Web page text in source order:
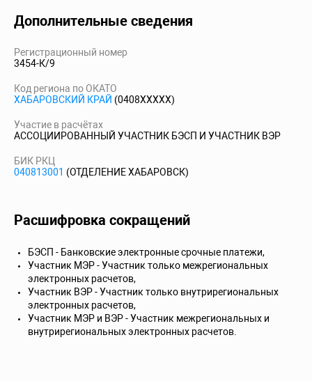
Дополнительные сведения
Регистрационный номер
3454-К/9
Код региона по ОКАТО
ХАБАРОВСКИЙ КРАЙ (0408XXXXX)
Участие в расчётах
АССОЦИИРОВАННЫЙ УЧАСТНИК БЭСП И УЧАСТНИК ВЭР
БИК РКЦ
040813001 (ОТДЕЛЕНИЕ ХАБАРОВСК)
Расшифровка сокращений
БЭСП - Банковские электронные срочные платежи,
Участник МЭР - Участник только межрегиональных
электронных расчетов,
Участник ВЭР - Участник только внутрирегиональных
электронных расчетов,
Участник МЭР и ВЭР - Участник межрегиональных и
внутрирегиональных электронных расчетов.